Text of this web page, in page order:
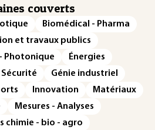
couverts
Biomédical - Pharma
et travaux publics
Photonique
Énergies
Génie industriel
Innovation
Matériaux
Mesures - Analyses
chimie - bio - agro